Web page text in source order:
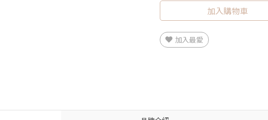
加入購物車
加入最愛